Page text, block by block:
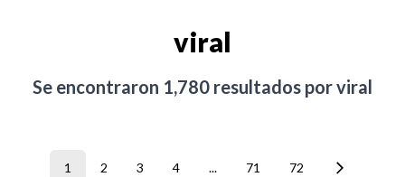
viral
Se encontraron 1,780 resultados porviral
1 2 3 4 ... 71 72